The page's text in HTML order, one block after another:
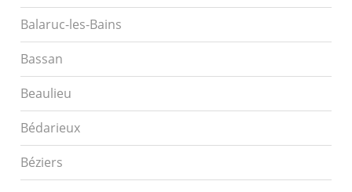
Balaruc-les-Bains
Bassan
Beaulieu
Bédarieux
Béziers